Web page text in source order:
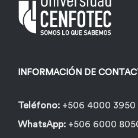
INFORMACIÓN DE
Teléfono: +506 4000 3950
WhatsApp: +506 6000